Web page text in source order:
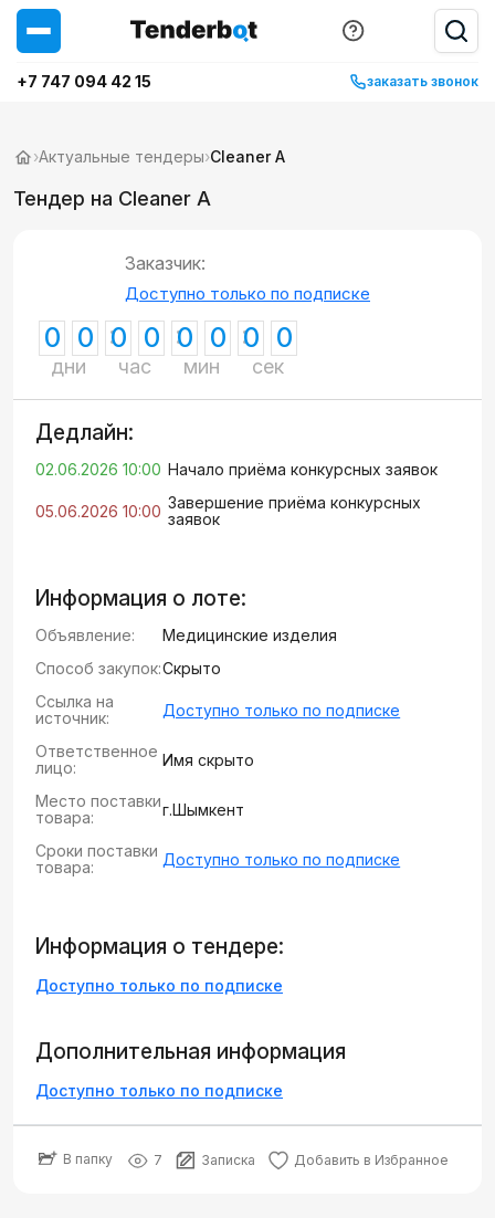
+7 747 094 42 15 заказать звонок
›Актуальные тендеры›Cleaner A
Тендер на Cleaner A
Заказчик:
Доступно только по подписке
0 0
дни
0 0
час
0 0
мин
0 0
сек
Дедлайн:
02.06.2026 10:00 Начало приёма конкурсных заявок
05.06.2026 10:00 Завершение приёма конкурсных
заявок
Информация о лоте:
Объявление:
Медицинские изделия
Способ закупок:Скрыто
Ссылка на
источник:
Доступно только по подписке
Ответственное
лицо:
Имя скрыто
Место поставки
товара:
г.Шымкент
Сроки поставки
товара:
Доступно только по подписке
Информация о тендере:
Доступно только по подписке
Дополнительная информация
Доступно только по подписке
В папку 7 Записка Добавить в Избранное